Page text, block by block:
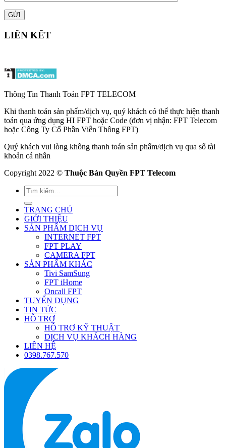
LIÊN KẾT
Thông Tin Thanh Toán FPT TELECOM
Khi thanh toán sản phẩm/dịch vụ, quý khách có thể thực hiện thanh
toán qua ứng dụng HI FPT hoặc Code (đơn vị nhận: FPT Telecom
hoặc Công Ty Cổ Phần Viễn Thông FPT)
Quý khách vui lòng không thanh toán sản phẩm/dịch vụ qua số tài
khoản cá nhân
Copyright 2022 © Thuộc Bản Quyền FPT Telecom
TRANG CHỦ
GIỚI THIỆU
SẢN PHẨM DỊCH VỤ
INTERNET FPT
FPT PLAY
CAMERA FPT
SẢN PHẨM KHÁC
Tivi SamSung
FPT iHome
Oncall FPT
TUYỂN DỤNG
TIN TỨC
HỖ TRỢ
HỖ TRỢ KỸ THUẬT
DỊCH VỤ KHÁCH HÀNG
LIÊN HỆ
0398.767.570